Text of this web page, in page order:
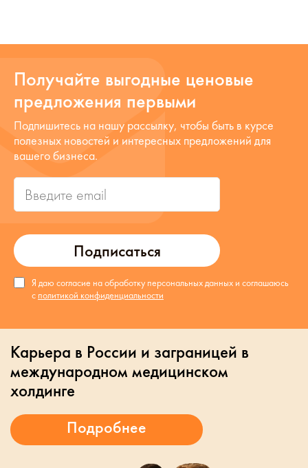
Получайте выгодные ценовые
предложения первыми
Подписаться
Подпишитесь на нашу рассылку, чтобы быть в курсе
полезных новостей и интересных предложений для
вашего бизнеса.
Я даю согласие на обработку персональных данных и соглашаюсь
с политикой конфиденциальности
Карьера в России и заграницей в
международном медицинском
холдинге